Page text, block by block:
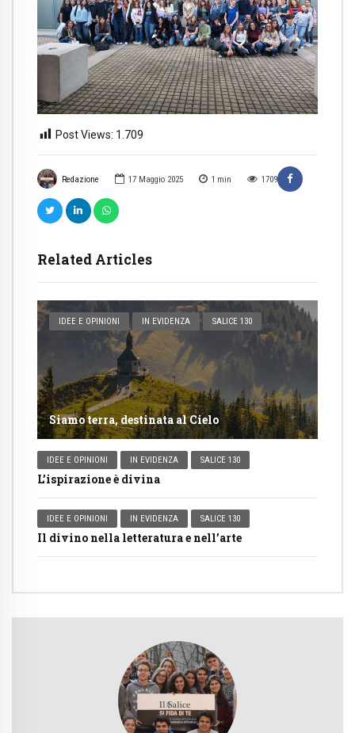
Redazione 17 Maggio 2025 1 min 1709
Related Articles
IDEE E OPINIONI IN EVIDENZA SALICE 130
Siamo terra, destinata al Cielo
IDEE E OPINIONI IN EVIDENZA SALICE 130
L’ispirazione è divina
IDEE E OPINIONI IN EVIDENZA SALICE 130
Il divino nella letteratura e nell’arte
Post Views: 1.709